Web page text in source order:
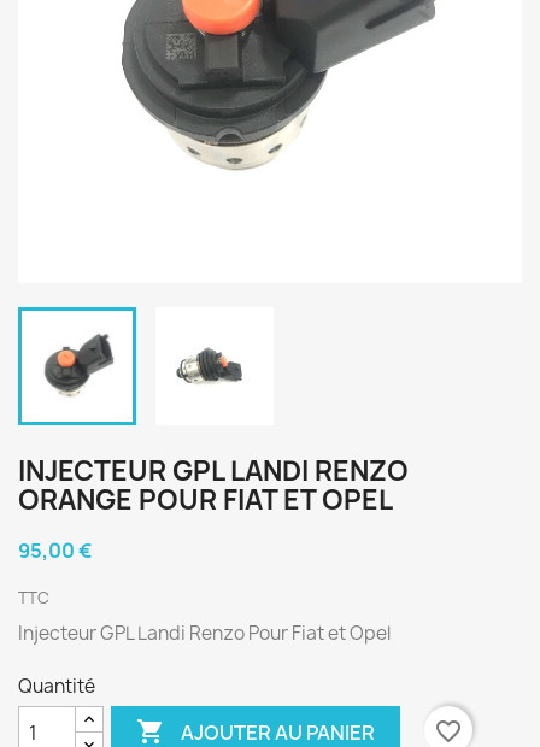
INJECTEUR GPL LANDI RENZO
ORANGE POUR FIAT ET OPEL
95,00 €
TTC
Injecteur GPL Landi Renzo Pour Fiat et Opel
Quantité
 AJOUTER AU PANIER
favorite_border